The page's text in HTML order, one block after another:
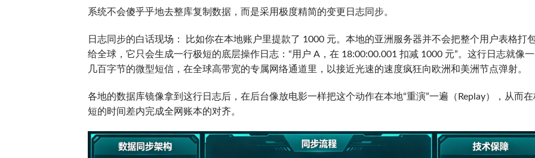
系统不会傻乎乎地去整库复制数据，而是采用极度精简的变更日志同步。
日志同步的白话现场： 比如你在本地账户里提款了 1000 元。本地的亚洲服务器并不会把整个用户表格打
给全球，它只会生成一行极短的底层操作日志：“用户 A，在 18:00:00.001 扣减 1000 元”。这行日志就像
几百字节的微型短信，在全球高带宽的专属网络通道里，以接近光速的速度疯狂向欧洲和美洲节点弹射。
各地的数据库镜像拿到这行日志后，在后台像放电影一样把这个动作在本地“重演”一遍（Replay），从而在
短的时间差内完成全网账本的对齐。